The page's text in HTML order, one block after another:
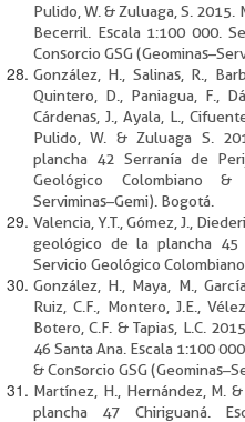
Pulido, W. & Zuluaga, S.
Becerril. Escala 1:100 000.
Consorcio GSG
González, H., Salinas, R.,
Quintero, D., Paniagua, F.,
Cárdenas, J., Ayala, L.,
Pulido, W. & Zuluaga S.
plancha 42 Serranía de
Geológico Colombiano &
Serviminas–Gemi). Bogotá.
Valencia, Y.T., Gómez, J.,
geológico de la plancha 45
Servicio Geológico
González, H., Maya, M.,
Ruiz, C.F., Montero, J.E.,
Botero, C.F. & Tapias, L.C.
46 Santa Ana. Escala 1:100
& Consorcio GSG
Martínez, H., Hernández, M.
plancha 47 Chiriguaná.